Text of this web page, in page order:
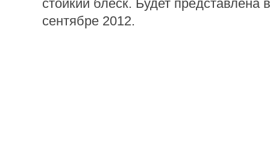
стойкий блеск. Будет представлена
сентябре 2012.